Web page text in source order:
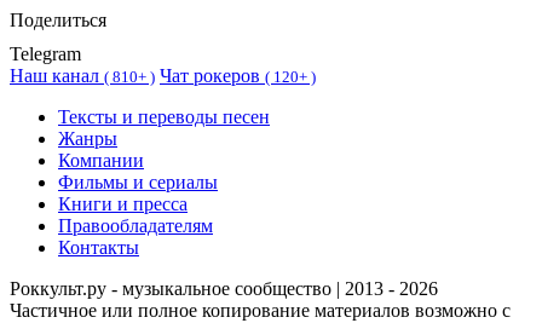
Поделиться
Telegram
Наш канал ( 810+ ) Чат рокеров ( 120+ )
Тексты и переводы песен
Жанры
Компании
Фильмы и сериалы
Книги и пресса
Правообладателям
Контакты
Роккульт.ру - музыкальное сообщество | 2013 - 2026
Частичное или полное копирование материалов возможно с